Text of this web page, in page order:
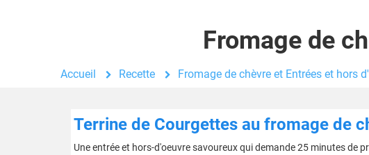
Fromage de
Accueil Recette Fromage de chèvre et Entrées et hors
Terrine de Courgettes au fromage de
Une entrée et hors-d'oeuvre savoureux qui demande 25 minutes de